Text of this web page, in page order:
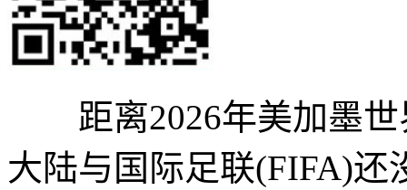
距离2026年美加墨世
大陆与国际足联(FIFA)